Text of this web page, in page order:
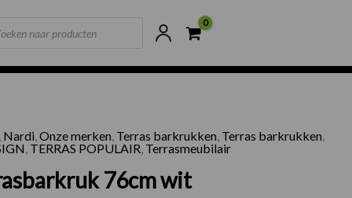
voorraad Scherpste prijzen van NL
, Nardi,Onze merken, Terras barkrukken, Terras barkrukken,
, TERRAS POPULAIR, Terrasmeubilair
76cm wit
terrasbarkruk 76cm wit aantal